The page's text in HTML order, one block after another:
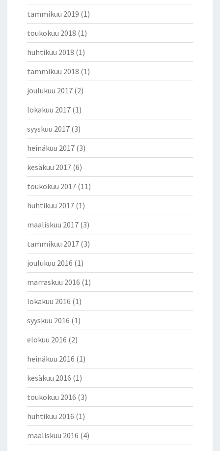
tammikuu 2019 (1)
toukokuu 2018 (1)
huhtikuu 2018 (1)
tammikuu 2018 (1)
joulukuu 2017 (2)
lokakuu 2017 (1)
syyskuu 2017 (3)
heinäkuu 2017 (3)
kesäkuu 2017 (6)
toukokuu 2017 (11)
huhtikuu 2017 (1)
maaliskuu 2017 (3)
tammikuu 2017 (3)
joulukuu 2016 (1)
marraskuu 2016 (1)
lokakuu 2016 (1)
syyskuu 2016 (1)
elokuu 2016 (2)
heinäkuu 2016 (1)
kesäkuu 2016 (1)
toukokuu 2016 (3)
huhtikuu 2016 (1)
maaliskuu 2016 (4)